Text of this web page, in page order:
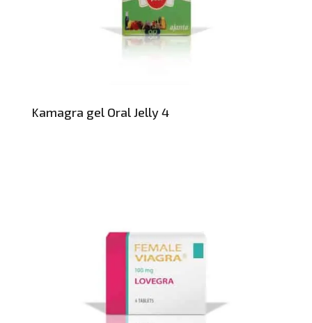
Kamagra gel Oral Jelly 4